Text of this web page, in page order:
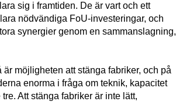
sig i framtiden. De är vart och ett
nödvändiga FoU-investeringar, och
synergier genom en sammanslagning,
möjligheten att stänga fabriker, och på
enorma i fråga om teknik, kapacitet
Att stänga fabriker är inte lätt,